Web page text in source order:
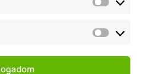
tájékoztatót.